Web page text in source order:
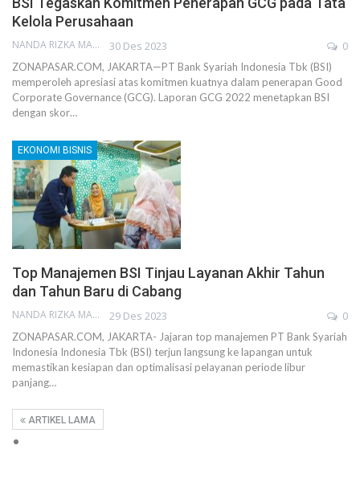
Kelola Perusahaan
NANDA RIZKA MAHENDRA 30 Des 2023 0
ZONAPASAR.COM, JAKARTA—PT Bank Syariah Indonesia Tbk (BSI)
memperoleh apresiasi atas komitmen kuatnya dalam penerapan Good
Corporate Governance (GCG). Laporan GCG 2022 menetapkan BSI
dengan skor…
EKONOMI BISNIS
Top Manajemen BSI Tinjau Layanan Akhir Tahun
dan Tahun Baru di Cabang
NANDA RIZKA MAHENDRA 29 Des 2023 0
ZONAPASAR.COM, JAKARTA- Jajaran top manajemen PT Bank Syariah
Indonesia Indonesia Tbk (BSI) terjun langsung ke lapangan untuk
memastikan kesiapan dan optimalisasi pelayanan periode libur
panjang…
ARTIKEL LAMA